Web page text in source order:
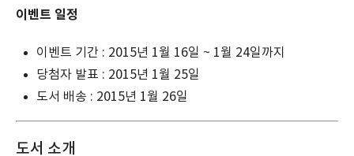
이벤트 일정
이벤트 기간 : 2015년 1월 16일 ~ 1월 24일까지
당첨자 발표 : 2015년 1월 25일
도서 배송 : 2015년 1월 26일
도서 소개